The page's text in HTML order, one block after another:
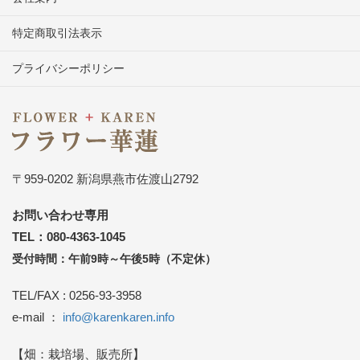
特定商取引法表示
プライバシーポリシー
〒959-0202 新潟県燕市佐渡山2792
お問い合わせ専用
TEL：080-4363-1045
受付時間：午前9時～午後5時（不定休）
TEL/FAX : 0256-93-3958
e-mail ： info@karenkaren.info
【畑：栽培場、販売所】